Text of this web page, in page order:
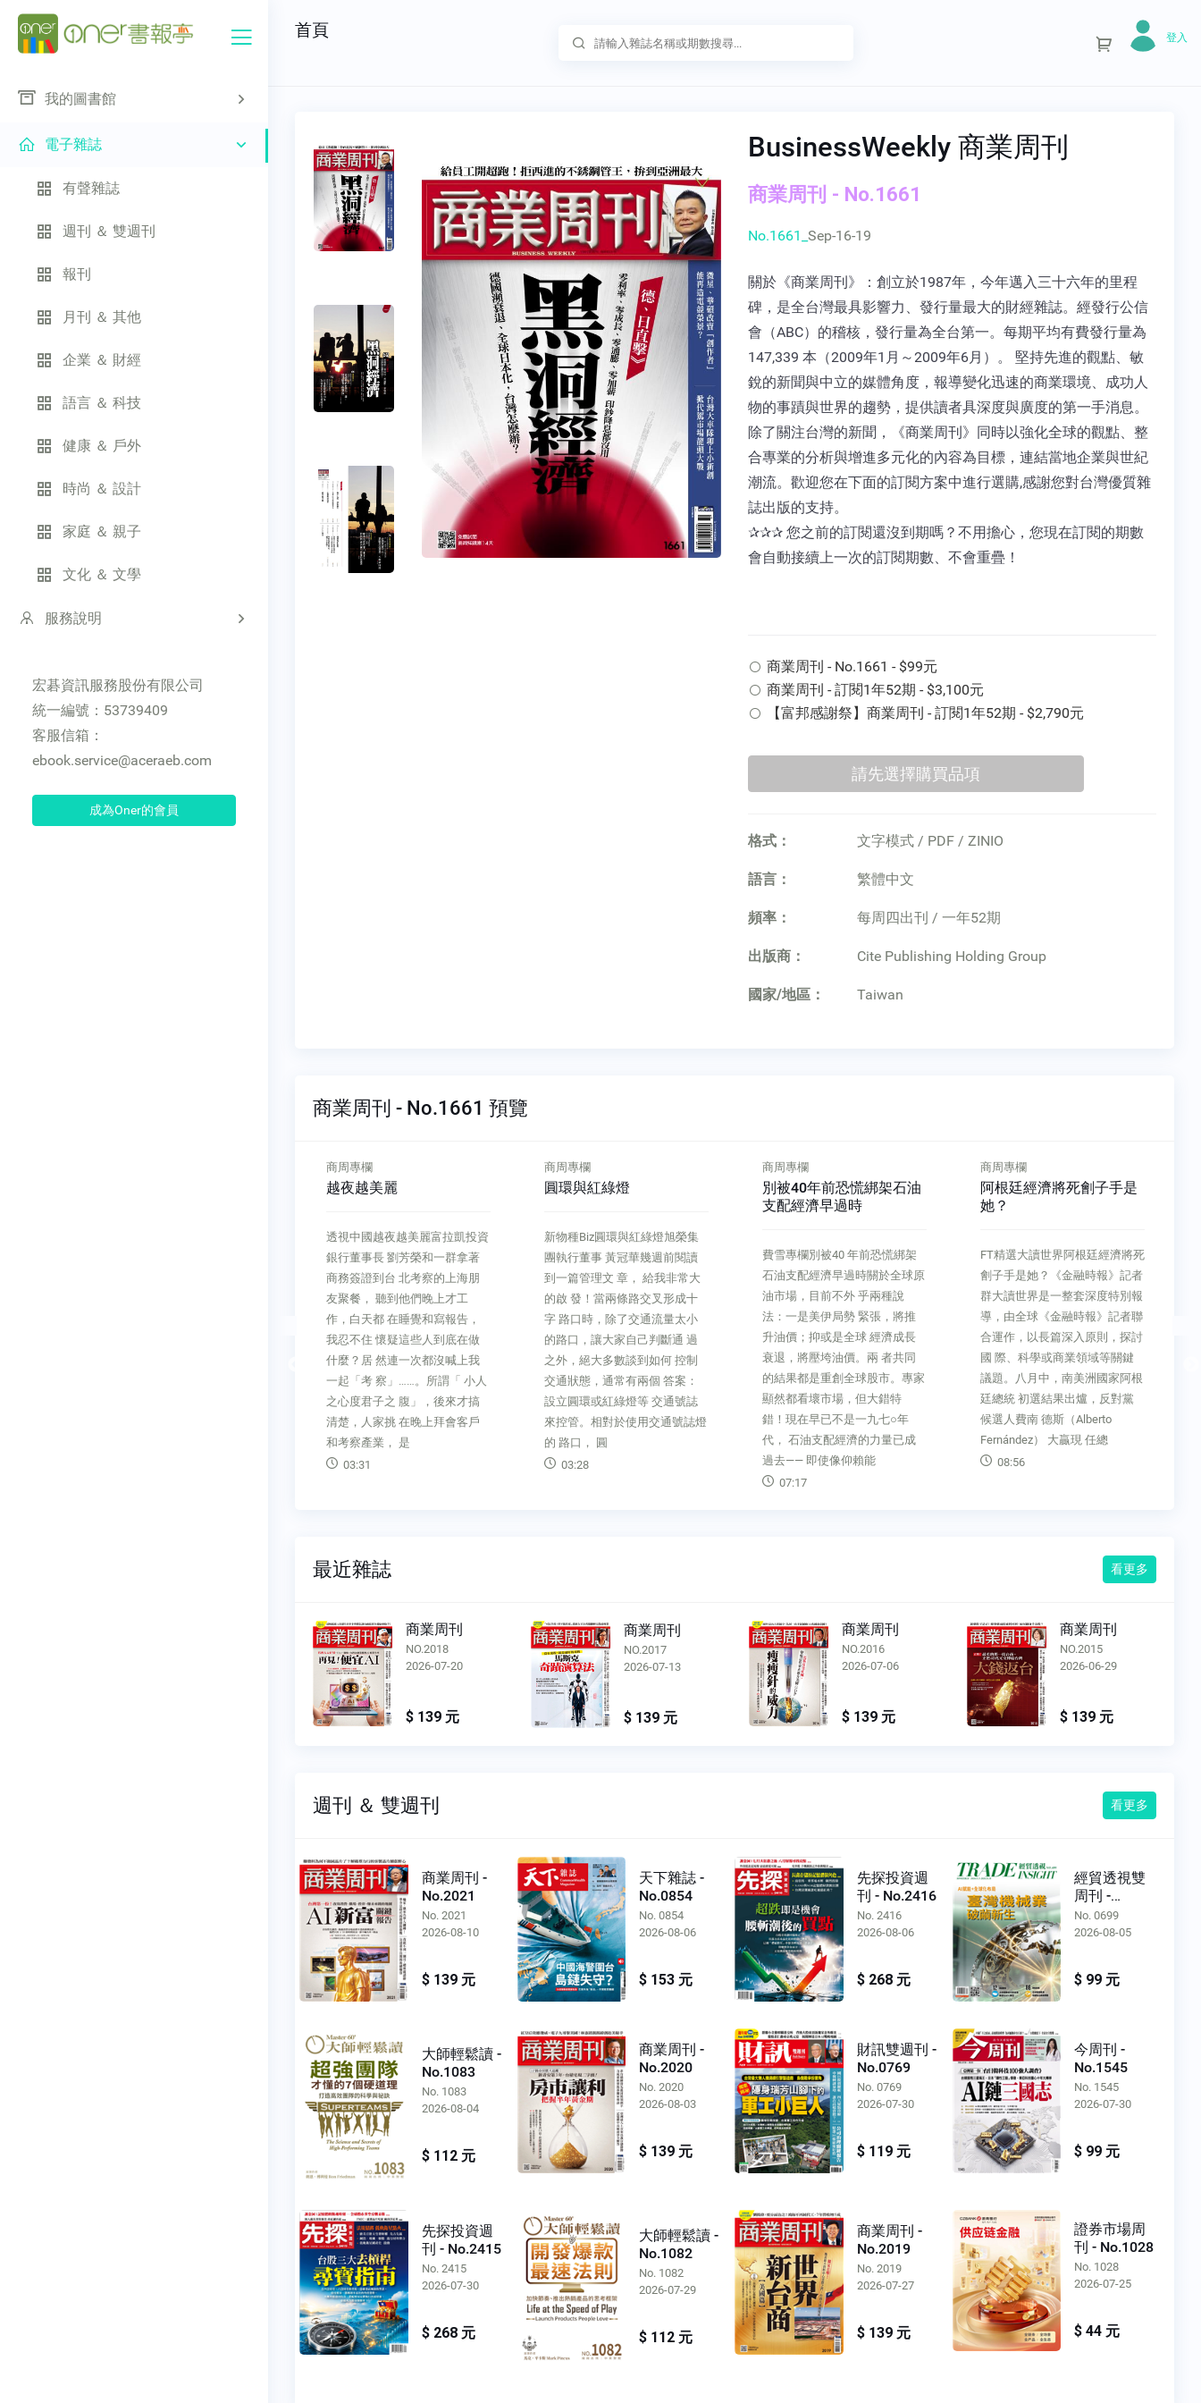
我的圖書館
電子雜誌
有聲雜誌
週刊 ＆ 雙週刊
報刊
月刊 ＆ 其他
企業 ＆ 財經
語言 ＆ 科技
健康 ＆ 戶外
時尚 ＆ 設計
家庭 ＆ 親子
文化 ＆ 文學
服務說明
宏碁資訊服務股份有限公司
統一編號：53739409
客服信箱：
ebook.service@aceraeb.com
成為Oner的會員
首頁 登入
BusinessWeekly 商業周刊
商業周刊 - No.1661
No.1661_ Sep-16-19
關於《商業周刊》：創立於1987年，今年邁入三十六年的里程
碑，是全台灣最具影響力、發行量最大的財經雜誌。經發行公信
會（ABC）的稽核，發行量為全台第一。每期平均有費發行量為
147,339 本（2009年1月～2009年6月）。 堅持先進的觀點、敏
銳的新聞與中立的媒體角度，報導變化迅速的商業環境、成功人
物的事蹟與世界的趨勢，提供讀者具深度與廣度的第一手消息。
除了關注台灣的新聞，《商業周刊》同時以強化全球的觀點、整
合專業的分析與增進多元化的內容為目標，連結當地企業與世紀
潮流。歡迎您在下面的訂閱方案中進行選購,感謝您對台灣優質雜
誌出版的支持。
✰✰✰ 您之前的訂閱還沒到期嗎？不用擔心，您現在訂閱的期數
會自動接續上一次的訂閱期數、不會重疊！
商業周刊 - No.1661 - $99元
商業周刊 - 訂閱1年52期 - $3,100元
【富邦感謝祭】商業周刊 - 訂閱1年52期 - $2,790元
格式： 文字模式 / PDF / ZINIO
語言： 繁體中文
頻率： 每周四出刊 / 一年52期
出版商： Cite Publishing Holding Group
國家/地區： Taiwan
商業周刊 - No.1661 預覽
Previous
透視中國越夜越美麗富拉凱投資
銀行董事長 劉芳榮和一群拿著
商務簽證到台 北考察的上海朋
作，白天都 在睡覺和寫報告，
我忍不住 懷疑這些人到底在做
什麼？居 然連一次都沒喊上我
一起「考 察」……。所謂「 小人
之心度君子之 腹」，後來才搞
清楚，人家挑 在晚上拜會客戶
新物種Biz圓環與紅綠燈旭榮集
團執行董事 黃冠華幾週前閱讀
到一篇管理文 章， 給我非常大
的啟 發！當兩條路交叉形成十
字 路口時，除了交通流量太小
的路口，讓大家自己判斷通 過
之外，絕大多數談到如何 控制
交通狀態，通常有兩個 答案：
設立圓環或紅綠燈等 交通號誌
來控管。相對於使用交通號誌燈
的 路口， 圓
別被40年前恐慌綁架石油
費雪專欄別被40 年前恐慌綁架
石油支配經濟早過時關於全球原
油市場，目前不外 乎兩種說
法：一是美伊局勢 緊張，將推
升油價；抑或是全球 經濟成長
衰退，將壓垮油價。兩 者共同
的結果都是重創全球股市。專家
顯然都看壞市場，但大錯特
錯！現在早已不是一九七○年
代， 石油支配經濟的力量已成
阿根廷經濟將死劊子手是
她？
FT精選大讀世界阿根廷經濟將死
劊子手是她？《金融時報》記者
群大讀世界是一整套深度特別報
導，由全球《金融時報》記者聯
合運作，以長篇深入原則，探討
國 際、科學或商業領域等關鍵
議題。八月中，南美洲國家阿根
廷總統 初選結果出爐，反對黨
候選人費南 德斯（Alberto
Fernández） 大贏現 任總
08:56
拒西進拚到亞洲最大！
人物特寫 被 16 國告過，張
在最慘反傾銷戰場存活拒西
到亞洲最大！ 不銹鋼管王的
工開超跑哲學文●黃靖萱攝
楊文財約好採訪這一天，到
高鐵站接我們的，居然 是一
灰色的保時捷。「後面 那台
迪A6，是我們另一個經 理的
他來接客戶，」灰色保 時捷
主人、允強副總經理詹 烈麟
最近雜誌 看更多
商業周刊
NO.2017
2026-07-13
$ 139 元
商業周刊
NO.2016
2026-07-06
$ 139 元
商業周刊
NO.2015
2026-06-29
$ 139 元
商業周刊
NO.2014
2026-06-22
$ 139 元
週刊 ＆ 雙週刊 看更多
商業周刊 -
No.2021
No. 2021
2026-08-10
$ 139 元
天下雜誌 -
No.0854
No. 0854
2026-08-06
$ 153 元
先探投資週
刊 - No.2416
No. 2416
2026-08-06
$ 268 元
經貿透視雙
周刊 -
No.0699
No. 0699
2026-08-05
$ 99 元
大師輕鬆讀 -
No.1083
No. 1083
2026-08-04
$ 112 元
商業周刊 -
No.2020
No. 2020
2026-08-03
$ 139 元
財訊雙週刊 -
No.0769
No. 0769
2026-07-30
$ 119 元
今周刊 -
No.1545
No. 1545
2026-07-30
$ 99 元
先探投資週
刊 - No.2415
No. 2415
2026-07-30
$ 268 元
大師輕鬆讀 -
No.1082
No. 1082
2026-07-29
$ 112 元
商業周刊 -
No.2019
No. 2019
2026-07-27
$ 139 元
證券市場周
刊 - No.1028
No. 1028
2026-07-25
$ 44 元